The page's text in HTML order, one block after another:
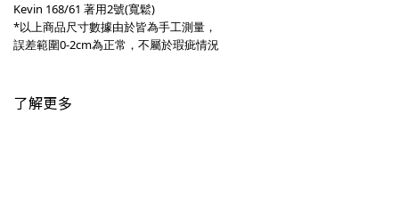
Kevin 168/61 著用2號(寬鬆)
*以上商品尺寸數據由於皆為手工測量，
誤差範圍0-2cm為正常，不屬於瑕疵情況
了解更多